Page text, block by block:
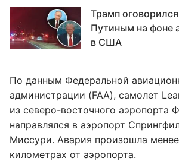
Трамп
Путиным на фоне
в США
По данным Федеральной
администрации (FAA), самолет
из северо-восточного аэропорта
направлялся в аэропорт
Миссури. Авария произошла
километрах от аэропорта.